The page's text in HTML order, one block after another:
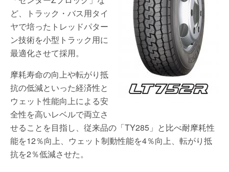
ど、トラック・バス用タイ
ヤで培ったトレッドパター
ン技術を小型トラック用に
最適化させて採用。
摩耗寿命の向上や転がり抵
抗の低減といった経済性と
ウェット性能向上による安
全性を高いレベルで両立さ
せることを目指し、従来品の「TY285」と比べ耐摩耗性
能を12％向上、ウェット制動性能を4％向上、転がり抵
抗を2％低減させた。